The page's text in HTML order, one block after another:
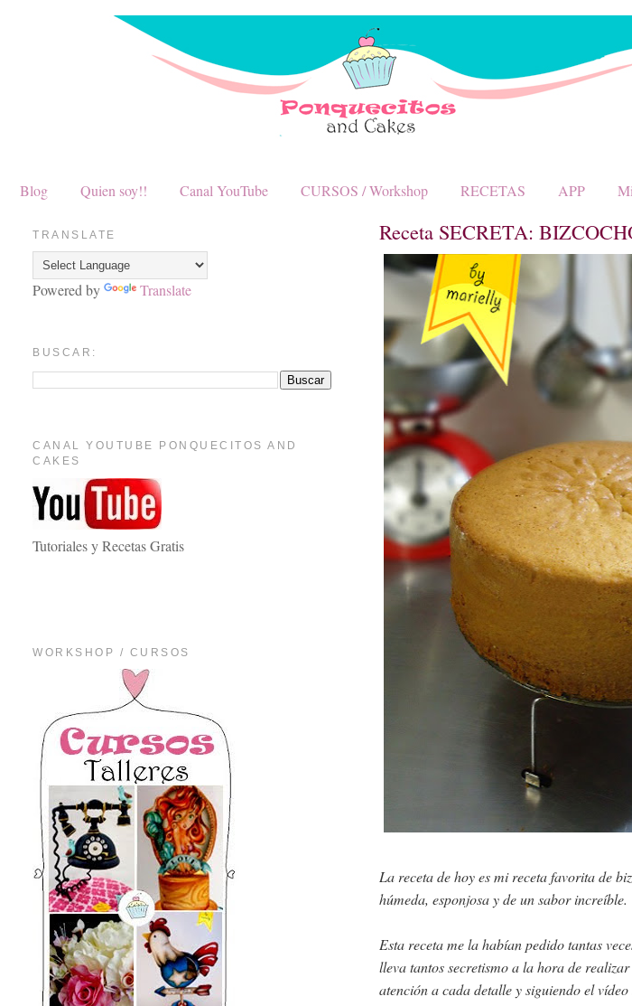
Blog Quien soy!! Canal YouTube CURSOS / Workshop RECETAS APP
Receta SECRETA:
La receta de hoy es mi receta favorita de
húmeda, esponjosa y de un sabor increíble.
Esta receta me la habían pedido tantas
lleva tantos secretismo a la hora de
atención a cada detalle y siguiendo el
TRANSLATE
Powered by Translate
BUSCAR:
CANAL YOUTUBE PONQUECITOS AND
CAKES
Tutoriales y Recetas Gratis
WORKSHOP / CURSOS